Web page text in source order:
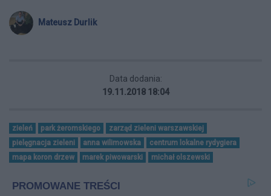
Mateusz Durlik
Data dodania:
19.11.2018 18:04
zieleń park żeromskiego
zarząd zieleni warszawskiej
pielęgnacja zieleni
anna wilimowska
centrum lokalne rydygiera
mapa koron drzew
marek piwowarski michał olszewski